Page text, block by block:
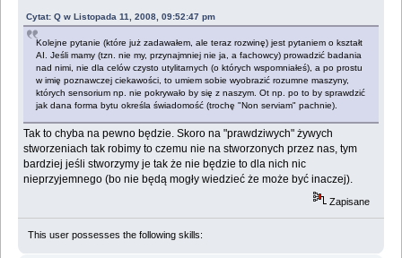
Cytat: Q w Listopada 11, 2008, 09:52:47 pm
Kolejne pytanie (które już zadawałem, ale teraz rozwinę) jest pytaniem o kształt
AI. Jeśli mamy (tzn. nie my, przynajmniej nie ja, a fachowcy) prowadzić badania
nad nimi, nie dla celów czysto utylitarnych (o których wspomniałeś), a po prostu
w imię poznawczej ciekawości, to umiem sobie wyobrazić rozumne maszyny,
których sensorium np. nie pokrywało by się z naszym. Ot np. po to by sprawdzić
jak dana forma bytu określa świadomość (trochę "Non serviam" pachnie).
Tak to chyba na pewno będzie. Skoro na "prawdziwych" żywych
stworzeniach tak robimy to czemu nie na stworzonych przez nas, tym
bardziej jeśli stworzymy je tak że nie będzie to dla nich nic
nieprzyjemnego (bo nie będą mogły wiedzieć że może być inaczej).
Zapisane
This user possesses the following skills: